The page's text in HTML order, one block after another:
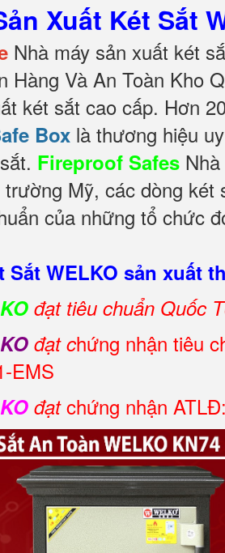
Xuất Két Sắt
Nhà máy sản xuất két
Hàng Và An Toàn Kho
két sắt cao cấp. Hơn
Box là thương hiệu
Fireproof Safes
Mỹ, các dòng
của những tổ chức
Sắt WELKO sản xuất
đạt tiêu chuẩn Quốc
đạt chứng nhận tiêu
EMS
đạtchứng nhận